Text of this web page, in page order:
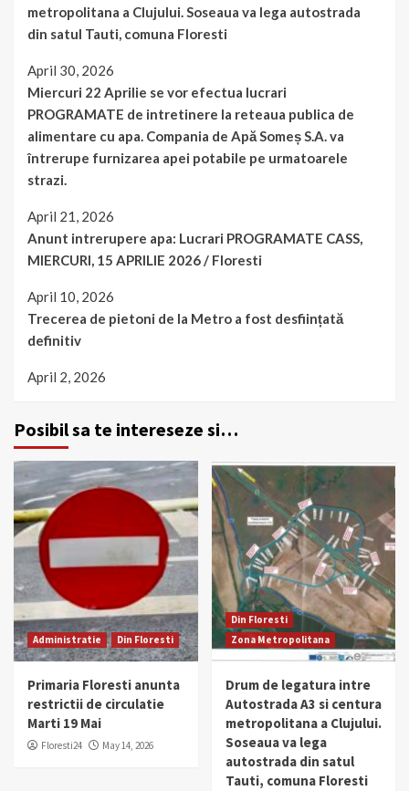
metropolitana a Clujului. Soseaua va lega autostrada
din satul Tauti, comuna Floresti
April 30, 2026
Miercuri 22 Aprilie se vor efectua lucrari
PROGRAMATE de intretinere la reteaua publica de
alimentare cu apa. Compania de Apă Someș S.A. va
întrerupe furnizarea apei potabile pe urmatoarele
strazi.
April 21, 2026
Anunt intrerupere apa: Lucrari PROGRAMATE CASS,
MIERCURI, 15 APRILIE 2026 / Floresti
April 10, 2026
Trecerea de pietoni de la Metro a fost desființată
definitiv
April 2, 2026
Posibil sa te intereseze si…
Administratie Din Floresti
Primaria Floresti anunta
restrictii de circulatie
Marti 19 Mai
Floresti24 May 14, 2026
Din Floresti
Zona Metropolitana
Drum de legatura intre
Autostrada A3 si centura
metropolitana a Clujului.
Soseaua va lega
autostrada din satul
Tauti, comuna Floresti